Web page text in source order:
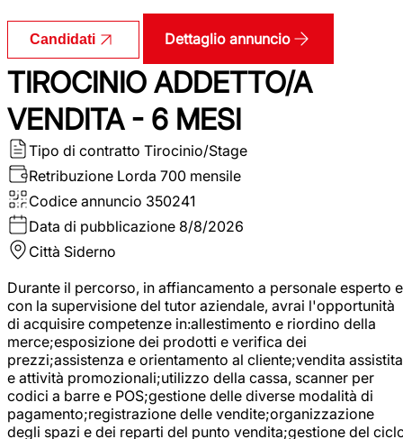
Candidati Dettaglio annuncio
TIROCINIO ADDETTO/A
VENDITA - 6 MESI
Tipo di contratto Tirocinio/Stage
Retribuzione Lorda 700 mensile
Codice annuncio 350241
Data di pubblicazione 8/8/2026
Città Siderno
Durante il percorso, in affiancamento a personale esperto e
con la supervisione del tutor aziendale, avrai l'opportunità
di acquisire competenze in:allestimento e riordino della
merce;esposizione dei prodotti e verifica dei
prezzi;assistenza e orientamento al cliente;vendita assistita
e attività promozionali;utilizzo della cassa, scanner per
codici a barre e POS;gestione delle diverse modalità di
pagamento;registrazione delle vendite;organizzazione
degli spazi e dei reparti del punto vendita;gestione del